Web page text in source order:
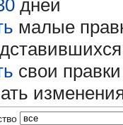
дней
малые
свои правки